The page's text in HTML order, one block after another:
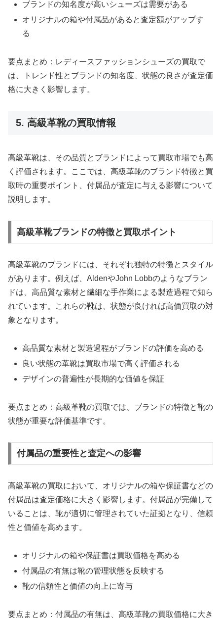
ブランドの知名度が高いシューズは需要がある
オリジナルの箱や付属品があると査定額がアップす
る
要点まとめ：レディースファッションシューズの買取で
は、トレンド性とブランドの知名度、状態の良さが査定価
格に大きく影響します。
5. 高級革靴の買取情報
高級革靴は、その品質とブランドによって買取市場でも高
く評価されます。ここでは、高級革靴のブランド特徴と買
取時の重要ポイント、付属品が査定に与える影響について
説明します。
高級革靴ブランドの特徴と買取ポイント
高級革靴のブランドには、それぞれ独特の特徴とスタイル
があります。例えば、AldenやJohn Lobbのようなブラン
ドは、高品質な素材と繊細な手作業による製造過程で知ら
れています。これらの靴は、状態が良ければ高価買取の対
象となります。
高品質な素材と製造過程がブランドの評価を高める
良い状態の革靴は買取市場で高く評価される
デザインの普遍性が長期的な価値を保証
要点まとめ：高級革靴の買取では、ブランドの特徴と靴の
状態が重要な評価基準です。
付属品の重要性と査定への影響
高級革靴の買取において、オリジナルの箱や保証書などの
付属品は査定価格に大きく影響します。付属品が完備して
いることは、靴が適切に管理されていた証拠となり、信頼
性と価値を高めます。
オリジナルの箱や保証書は買取価格を高める
付属品の有無は靴の管理状態を反映する
靴の信頼性と価値の向上に寄与
要点まとめ：付属品の有無は、高級革靴の買取価格に大き